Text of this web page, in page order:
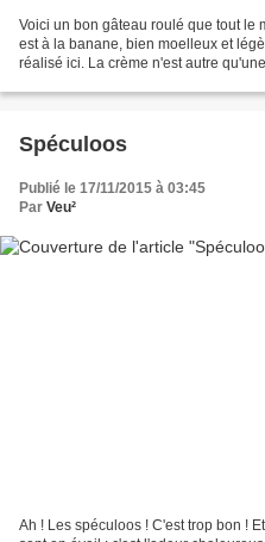
Voici un bon gâteau roulé que tout le
est à la banane, bien moelleux et
réalisé ici. La crème n'est autre
Spéculoos
Publié le 17/11/2015 à 03:45
Par Veu²
Ah ! Les spéculoos ! C'est trop bon !